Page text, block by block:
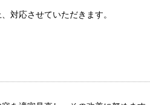
対応させていただきます。